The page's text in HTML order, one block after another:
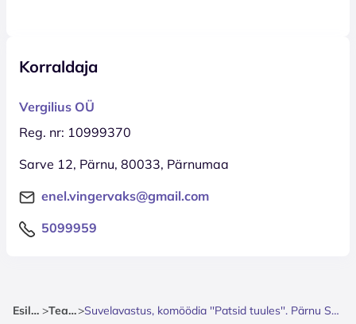
Korraldaja
Vergilius OÜ
Reg. nr: 10999370
Sarve 12, Pärnu, 80033, Pärnumaa
enel.vingervaks@gmail.com
5099959
Esileht > Teater> Suvelavastus, komöödia ''Patsid tuules''. Pärnu Suveteater.